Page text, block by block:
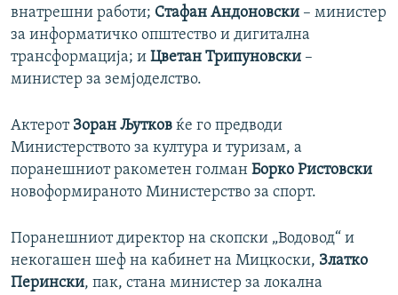
внатрешни работи; Стафан Андоновски – министер
за информатичко општество и дигитална
трансформација; и Цветан Трипуновски –
министер за земјоделство.
Актерот Зоран Љутков ќе го предводи
Министерството за култура и туризам, а
поранешниот ракометен голман Борко Ристовски
новоформираното Министерство за спорт.
Поранешниот директор на скопски „Водовод“ и
некогашен шеф на кабинет на Мицкоски, Златко
Перински, пак, стана министер за локална